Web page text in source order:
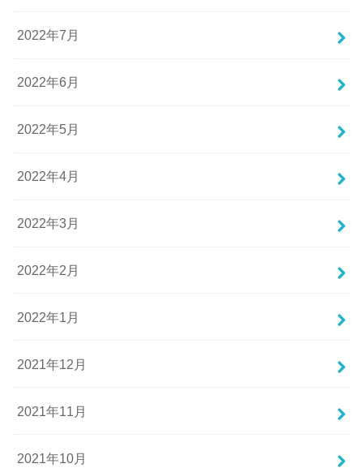
2022年7月
2022年6月
2022年5月
2022年4月
2022年3月
2022年2月
2022年1月
2021年12月
2021年11月
2021年10月